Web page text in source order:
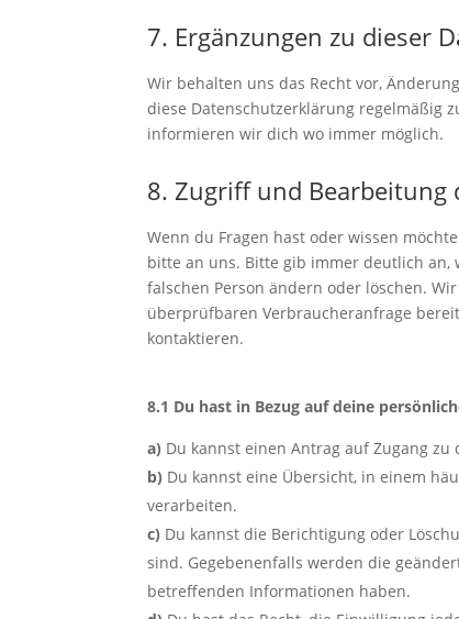
7. Ergänzungen zu dieser
Wir behalten uns das Recht vor,
diese Datenschutzerklärung regelmäßig
informieren wir dich wo immer möglich.
8. Zugriff und Bearbeitung
Wenn du Fragen hast oder wissen
bitte an uns. Bitte gib immer deutlich an,
falschen Person ändern oder löschen.
überprüfbaren Verbraucheranfrage
kontaktieren.
8.1 Du hast in Bezug auf deine
Du kannst einen Antrag auf Zugang
Du kannst eine Übersicht, in einem
verarbeiten.
Du kannst die Berichtigung oder
sind. Gegebenenfalls werden die
betreffenden Informationen haben.